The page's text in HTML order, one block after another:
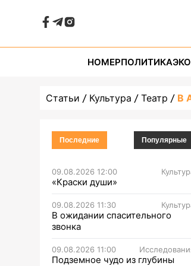
НОМЕРПОЛИТИКА
Статьи Культура Театр В
Последние Популярные
09.08.2026 12:00
«Краски души»
09.08.2026 11:30
В ожидании спасительного
звонка
09.08.2026 11:00
Подземное чудо из глубины